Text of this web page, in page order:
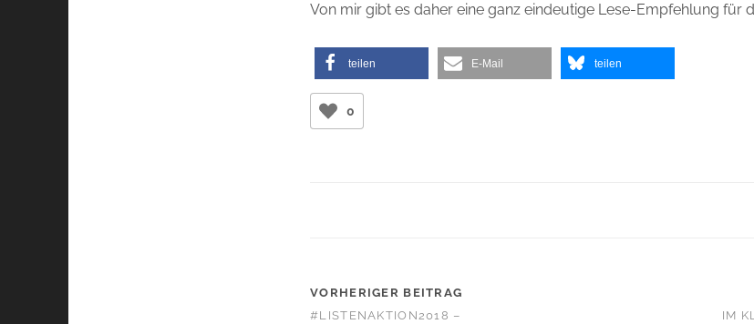
Von mir gibt es daher eine ganz eindeutige Lese-Empfehlung für
teilen E-Mail teilen
0
VORHERIGER BEITRAG
#LISTENAKTION2018 –
IM